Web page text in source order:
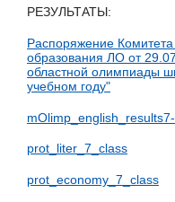
РЕЗУЛЬТАТЫ:
Распоряжение
образования ЛО от
областной олимпиады
учебном году"
prot_liter_7_class
prot_economy_7_class